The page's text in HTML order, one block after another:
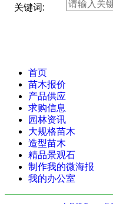
关键词:
首页
苗木报价
产品供应
求购信息
园林资讯
大规格苗木
造型苗木
精品景观石
制作我的微海报
我的办公室